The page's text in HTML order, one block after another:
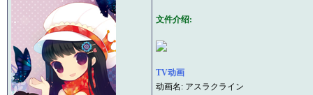
文件介绍:
TV动画
动画名: アスラクライン